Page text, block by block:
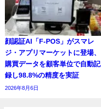
顔認証AI「F-POS」がスマレ
ジ・アプリマーケットに登場、
購買データを顧客単位で自動記
録し98.8%の精度を実証
2026年8月6日